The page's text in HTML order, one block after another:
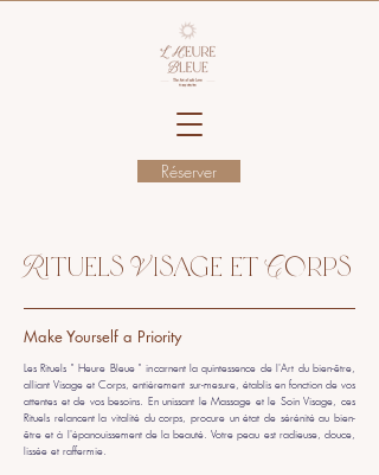
Réserver
Rituels Visage et Corps
Make Yourself a Priority
Les Rituels " Heure Bleue " incarnent la quintessence de l'Art du bien-être,
alliant Visage et Corps, entièrement sur-mesure, établis en fonction de vos
attentes et de vos besoins. En unissant le Massage et le Soin Visage, ces
Rituels relancent la vitalité du corps, procure un état de sérénité au bien-
être et à l'épanouissement de la beauté. Votre peau est radieuse, douce,
lissée et raffermie.